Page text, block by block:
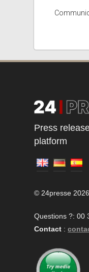
Press
platform
© 24presse 2026
Questions ?: 00
Contact :